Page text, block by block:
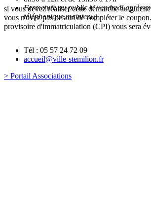
si vous devez réaliser cette démarche au
vous n'avez pas besoin de compléter le
provisoire d'immatriculation (CPI) vous sera
Fermeture au public le vendredi après-
téléphonique maintenu)
Tél : 05 57 24 72 09
accueil@ville-stemilion.fr
> Portail Associations